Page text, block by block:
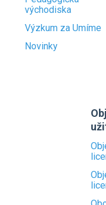
východiska
Výzkum za Umíme
Novinky